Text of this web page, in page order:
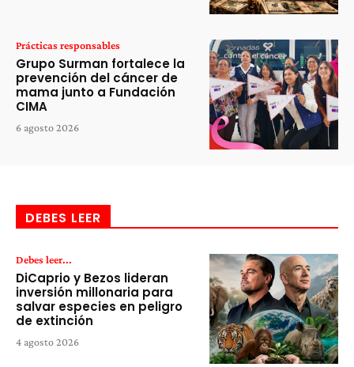
Prácticas responsables
Grupo Surman fortalece la
prevención del cáncer de
mama junto a Fundación
CIMA
6 agosto 2026
DEBES LEER
Debes leer...
DiCaprio y Bezos lideran
inversión millonaria para
salvar especies en peligro
de extinción
4 agosto 2026